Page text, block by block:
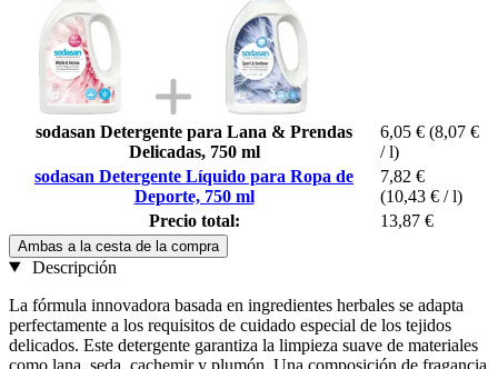
sodasan Detergente para Lana & Prendas
Delicadas, 750 ml
6,05 € (8,07 €
/ l)
sodasan Detergente Líquido para Ropa de
Deporte, 750 ml
7,82 €
(10,43 € / l)
Precio total:
13,87 €
Ambas a la cesta de la compra
Descripción
La fórmula innovadora basada en ingredientes herbales se adapta
perfectamente a los requisitos de cuidado especial de los tejidos
delicados. Este detergente garantiza la limpieza suave de materiales
como lana, seda, cachemir y plumón. Una composición de fragancia